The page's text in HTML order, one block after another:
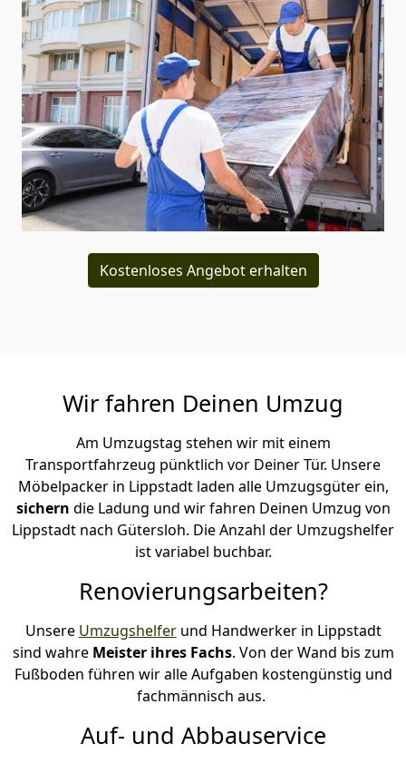
Kostenloses Angebot erhalten
Wir fahren Deinen Umzug
Am Umzugstag stehen wir mit einem
Transportfahrzeug pünktlich vor Deiner Tür. Unsere
Möbelpacker in Lippstadt laden alle Umzugsgüter ein,
sichern die Ladung und wir fahren Deinen Umzug von
Lippstadt nach Gütersloh. Die Anzahl der Umzugshelfer
ist variabel buchbar.
Renovierungsarbeiten?
Unsere Umzugshelferund Handwerker in Lippstadt
sind wahre Meister ihres Fachs. Von der Wand bis zum
Fußboden führen wir alle Aufgaben kostengünstig und
fachmännisch aus.
Auf- und Abbauservice